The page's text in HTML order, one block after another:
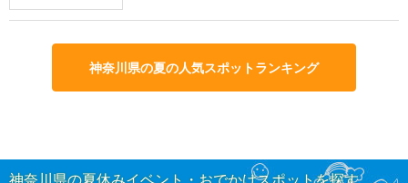
神奈川県の夏の人気スポットランキング